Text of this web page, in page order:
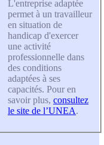
L'entreprise adaptée
permet à un travailleur
en situation de
handicap d'exercer
une activité
professionnelle dans
des conditions
adaptées à ses
capacités. Pour en
savoir plus, consultez
le site de l’UNEA.